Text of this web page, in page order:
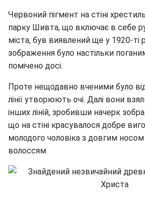
Червоний пігмент на стіні
парку Шивта, що включає в себе
міста, був виявлений ще у 1920-ті
зображення було настільки
помічено досі.
Проте нещодавно вченими було
лінії утворюють очі. Далі вони
інших ліній, зробивши начерк
що на стіні красувалося добре
молодого чоловіка з довгим
волоссям.